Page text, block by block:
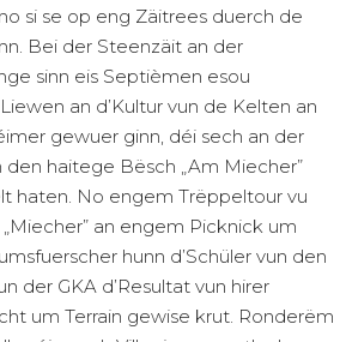
si se op eng Zäitrees duerch de
Bei der Steenzäit an der
sinn eis Septièmen esou
an d’Kultur vun de Kelten an
gewuer ginn, déi sech an der
haitege Bësch „Am Miecher”
haten. No engem Trëppeltour vu
an engem Picknick um
hunn d’Schüler vun den
der GKA d’Resultat vun hirer
um Terrain gewise krut. Ronderëm